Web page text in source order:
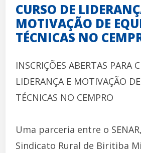
CURSO DE
MOTIVAÇÃO DE
TÉCNICAS NO
INSCRIÇÕES ABERTAS PARA
LIDERANÇA E MOTIVAÇÃO
TÉCNICAS NO CEMPRO
Uma parceria entre o SENAR,
Sindicato Rural de Biritiba